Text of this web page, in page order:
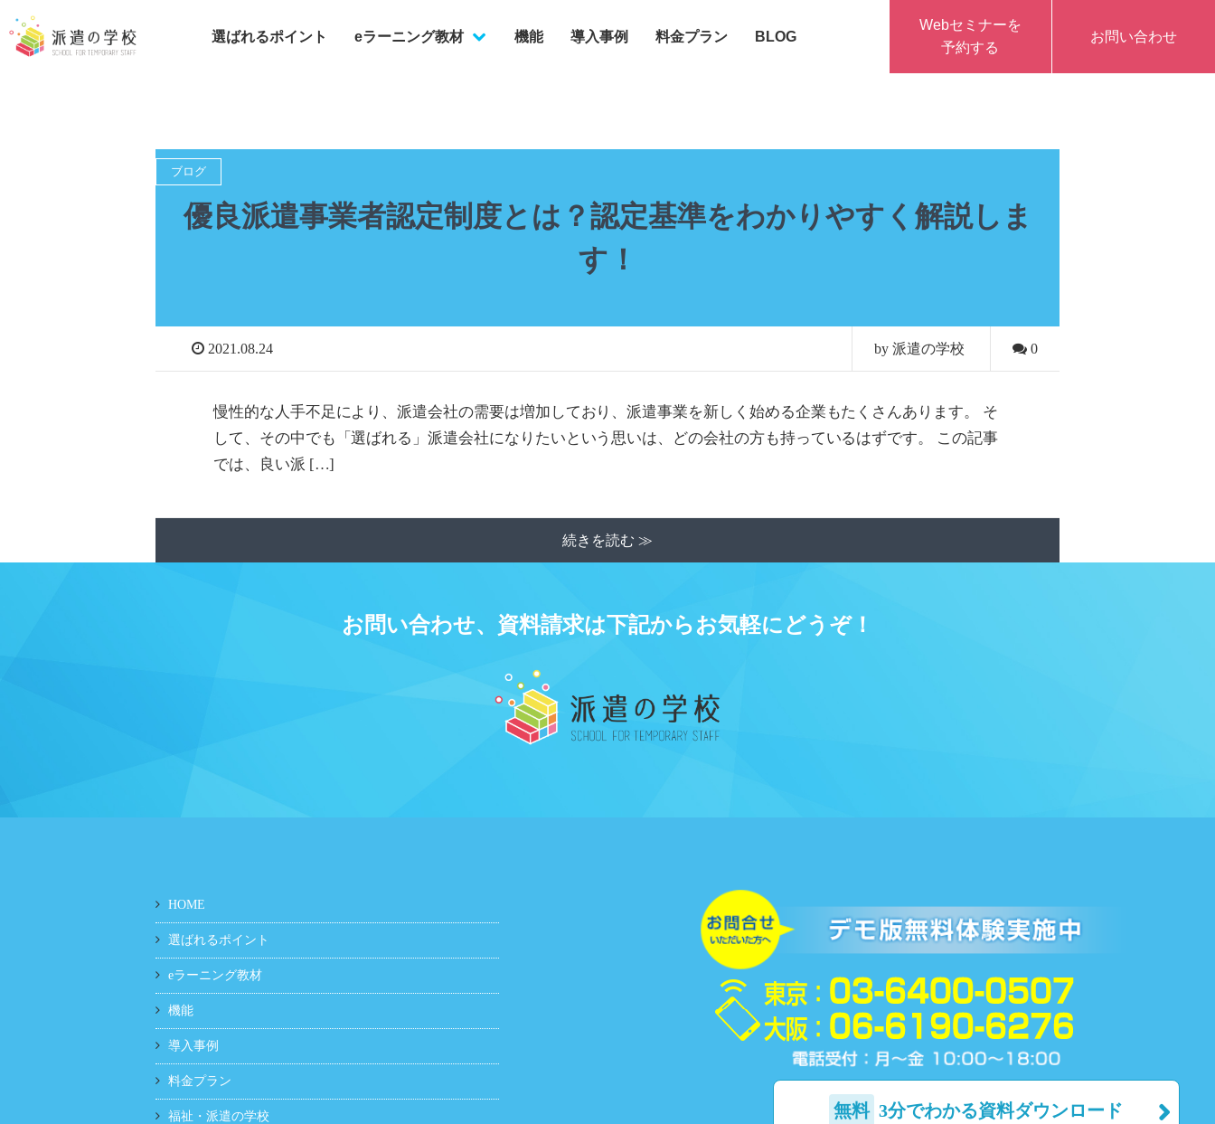
選ばれるポイント eラーニング教材
保育
機能 導入事例 料金プラン BLOG
Webセミナーを
予約する
お問い合わせ
ブログ
優良派遣事業者認定制度とは？認定基準をわかりやすく解説しま
す！
2021.08.24 by 派遣の学校 0
慢性的な人手不足により、派遣会社の需要は増加しており、派遣事業を新しく始める企業もたくさんあります。 そ
して、その中でも「選ばれる」派遣会社になりたいという思いは、どの会社の方も持っているはずです。 この記事
では、良い派 […]
続きを読む ≫
お問い合わせ、資料請求は下記からお気軽にどうぞ！
HOME
選ばれるポイント
eラーニング教材
機能
導入事例
料金プラン
福祉・派遣の学校 無料 3分でわかる資料ダウンロード